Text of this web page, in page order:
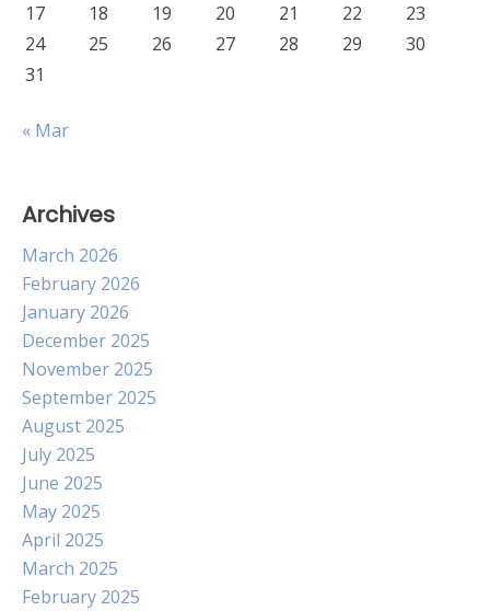
17
18 19 20 21 22
23
24
25 26 27 28 29
30
31
« Mar
Archives
March 2026
February 2026
January 2026
December 2025
November 2025
September 2025
August 2025
July 2025
June 2025
May 2025
April 2025
March 2025
February 2025